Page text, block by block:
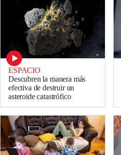
ESPACIO
Descubren la manera más
efectiva de destruir un
asteroide catastrófico